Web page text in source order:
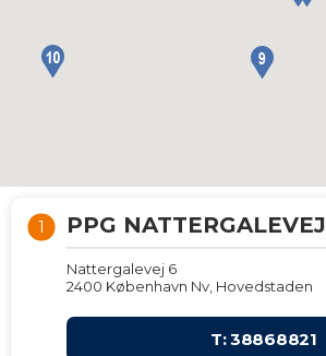
1 PPG NATTERGALEVEJ
Nattergalevej 6
2400 København Nv, Hovedstaden
T: 38868821